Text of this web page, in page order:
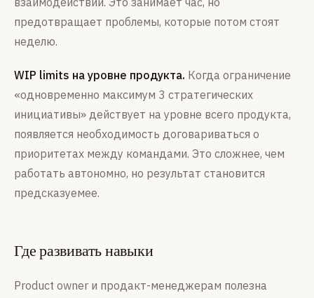
предотвращает проблемы, которые потом стоят
неделю.
WIP limits на уровне продукта. Когда ограничение
«одновременно максимум 3 стратегических
инициативы» действует на уровне всего продукта,
появляется необходимость договариваться о
приоритетах между командами. Это сложнее, чем
работать автономно, но результат становится
предсказуемее.
Где развивать навыки
Product owner и продакт-менеджерам полезна